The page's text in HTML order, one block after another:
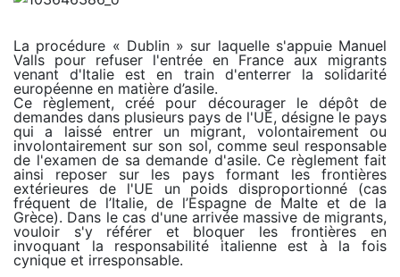
La procédure « Dublin » sur laquelle s'appuie Manuel
Valls pour refuser l'entrée en France aux migrants
venant d'Italie est en train d'enterrer la solidarité
européenne en matière d’asile.
Ce règlement, créé pour décourager le dépôt de
demandes dans plusieurs pays de l'UE, désigne le pays
qui a laissé entrer un migrant, volontairement ou
involontairement sur son sol, comme seul responsable
de l'examen de sa demande d'asile. Ce règlement fait
ainsi reposer sur les pays formant les frontières
extérieures de l'UE un poids disproportionné (cas
fréquent de l’Italie, de l’Espagne de Malte et de la
Grèce). Dans le cas d'une arrivée massive de migrants,
vouloir s'y référer et bloquer les frontières en
invoquant la responsabilité italienne est à la fois
cynique et irresponsable.